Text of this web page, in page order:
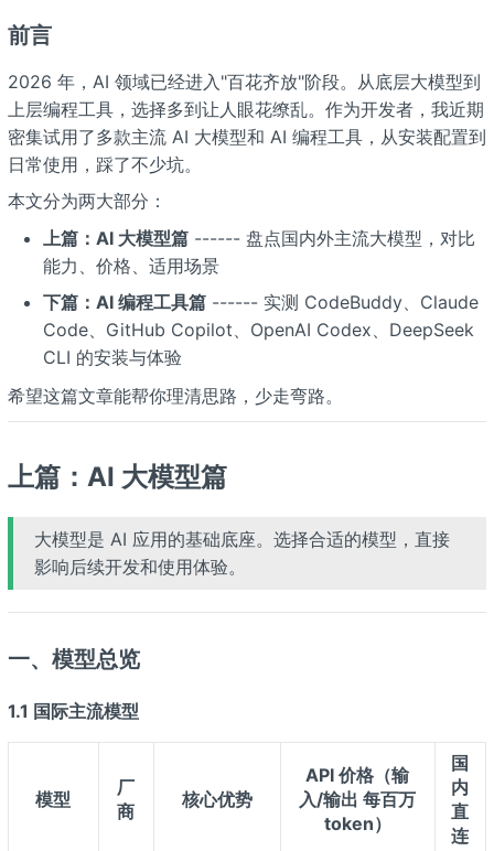
前言
2026 年，AI 领域已经进入"百花齐放"阶段。从底层大模型到
上层编程工具，选择多到让人眼花缭乱。作为开发者，我近期
密集试用了多款主流 AI 大模型和 AI 编程工具，从安装配置到
日常使用，踩了不少坑。
本文分为两大部分：
上篇：AI 大模型篇------ 盘点国内外主流大模型，对比
能力、价格、适用场景
下篇：AI 编程工具篇------ 实测 CodeBuddy、Claude
Code、GitHub Copilot、OpenAI Codex、DeepSeek
CLI 的安装与体验
希望这篇文章能帮你理清思路，少走弯路。
上篇：AI 大模型篇
大模型是 AI 应用的基础底座。选择合适的模型，直接
影响后续开发和使用体验。
一、模型总览
1.1 国际主流模型
模型
厂
商
核心优势
API 价格（输
入/输出 每百万
token）
国
内
直
连